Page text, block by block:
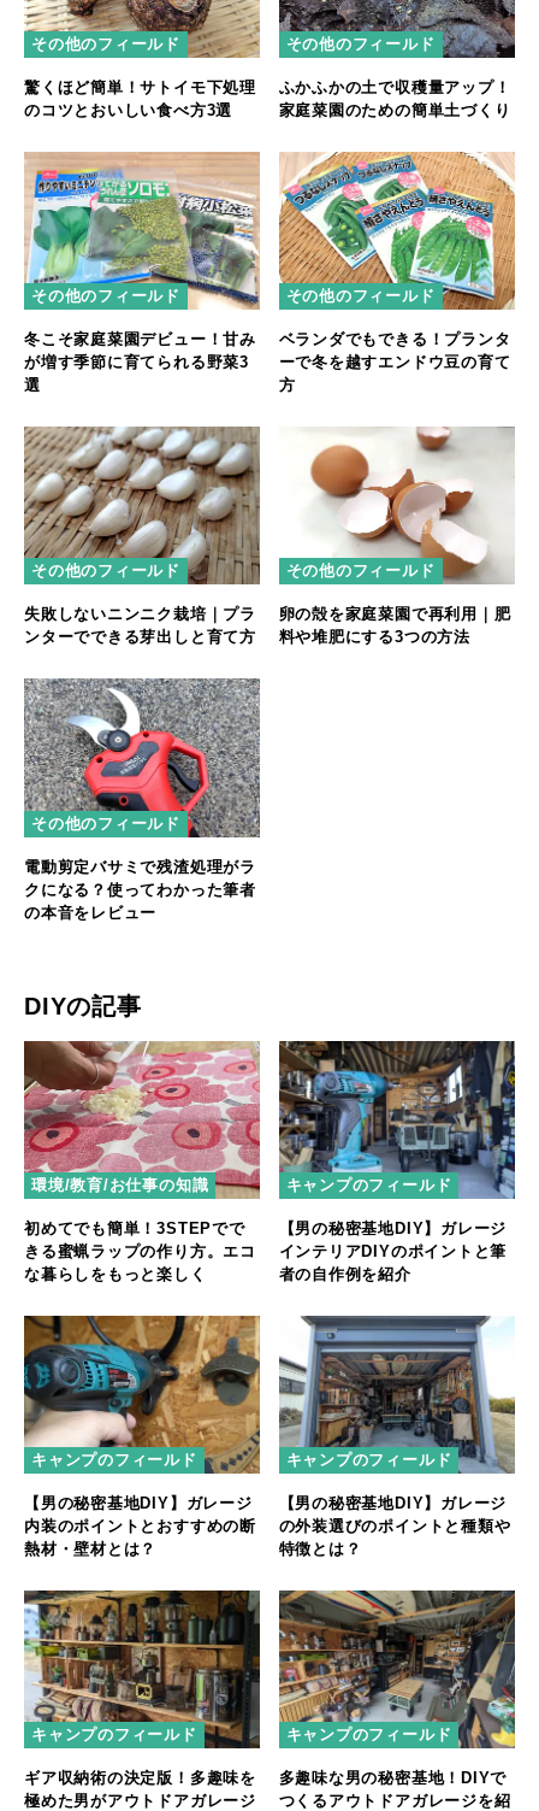
その他のフィールド
驚くほど簡単！サトイモ下処理
のコツとおいしい食べ方3選
その他のフィールド
ふかふかの土で収穫量アップ！
家庭菜園のための簡単土づくり
その他のフィールド
冬こそ家庭菜園デビュー！甘み
が増す季節に育てられる野菜3
選
その他のフィールド
ベランダでもできる！プランタ
ーで冬を越すエンドウ豆の育て
方
その他のフィールド
失敗しないニンニク栽培｜プラ
ンターでできる芽出しと育て方
その他のフィールド
卵の殻を家庭菜園で再利用｜肥
料や堆肥にする3つの方法
その他のフィールド
電動剪定バサミで残渣処理がラ
クになる？使ってわかった筆者
の本音をレビュー
DIYの記事
環境/教育/お仕事の知識
初めてでも簡単！3STEPでで
きる蜜蝋ラップの作り方。エコ
な暮らしをもっと楽しく
キャンプのフィールド
【男の秘密基地DIY】ガレージ
インテリアDIYのポイントと筆
者の自作例を紹介
キャンプのフィールド
【男の秘密基地DIY】ガレージ
内装のポイントとおすすめの断
熱材・壁材とは？
キャンプのフィールド
【男の秘密基地DIY】ガレージ
の外装選びのポイントと種類や
特徴とは？
キャンプのフィールド
ギア収納術の決定版！多趣味を
極めた男がアウトドアガレージ
キャンプのフィールド
多趣味な男の秘密基地！DIYで
つくるアウトドアガレージを紹